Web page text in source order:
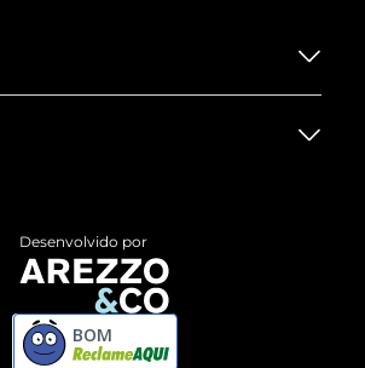
Produto
Desenvolvido por
BOM